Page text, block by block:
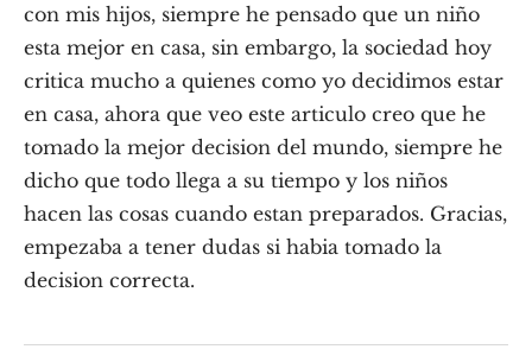
con mis hijos, siempre he pensado que un niño
esta mejor en casa, sin embargo, la sociedad hoy
critica mucho a quienes como yo decidimos estar
en casa, ahora que veo este articulo creo que he
tomado la mejor decision del mundo, siempre he
dicho que todo llega a su tiempo y los niños
hacen las cosas cuando estan preparados. Gracias,
empezaba a tener dudas si habia tomado la
decision correcta.